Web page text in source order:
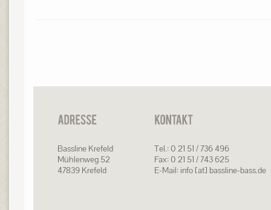
Bassline Krefeld
Mühlenweg 52
47839 Krefeld
Tel.: 0 21 51 / 736 496
Fax: 0 21 51 / 743 625
E-Mail: info [at] bassline-bass.de